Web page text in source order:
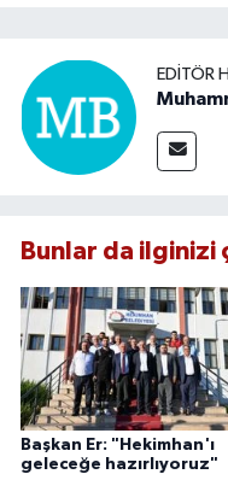
EDITÖR
Bunlar da ilginizi
Başkan Er: "Hekimhan'ı
geleceğe hazırlıyoruz"